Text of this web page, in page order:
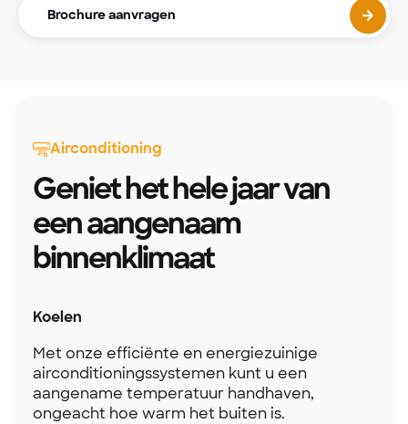
Brochure aanvragen
Airconditioning
Geniet het hele jaar van
een aangenaam
binnenklimaat
Koelen
Met onze efficiënte en energiezuinige
airconditioningssystemen kunt u een
aangename temperatuur handhaven,
ongeacht hoe warm het buiten is.